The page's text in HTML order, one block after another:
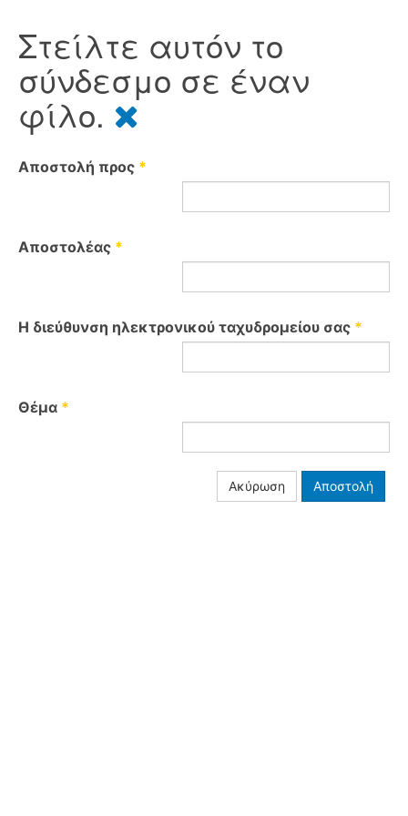
Στείλτε αυτόν το
σύνδεσμο σε έναν
φίλο.
Αποστολή προς *
Αποστολέας *
Η διεύθυνση ηλεκτρονικού ταχυδρομείου σας *
Θέμα *
Αποστολή
Ακύρωση